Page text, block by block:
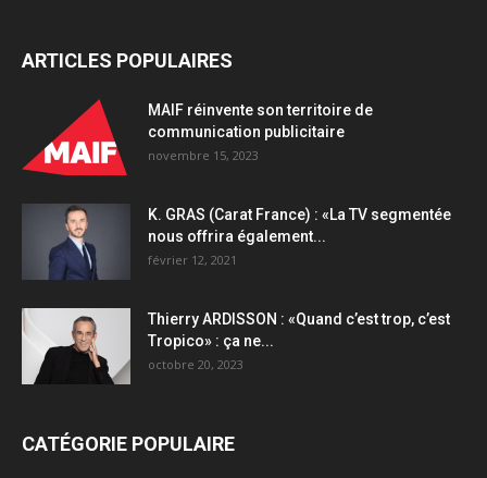
ARTICLES POPULAIRES
MAIF réinvente son territoire de
communication publicitaire
novembre 15, 2023
K. GRAS (Carat France) : «La TV segmentée
nous offrira également...
février 12, 2021
Thierry ARDISSON : «Quand c’est trop, c’est
Tropico» : ça ne...
octobre 20, 2023
CATÉGORIE POPULAIRE